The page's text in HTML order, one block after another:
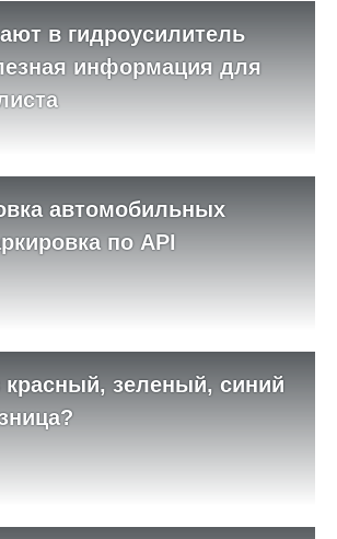
в гидроусилитель
информация для
автомобильных
по API
зеленый, синий